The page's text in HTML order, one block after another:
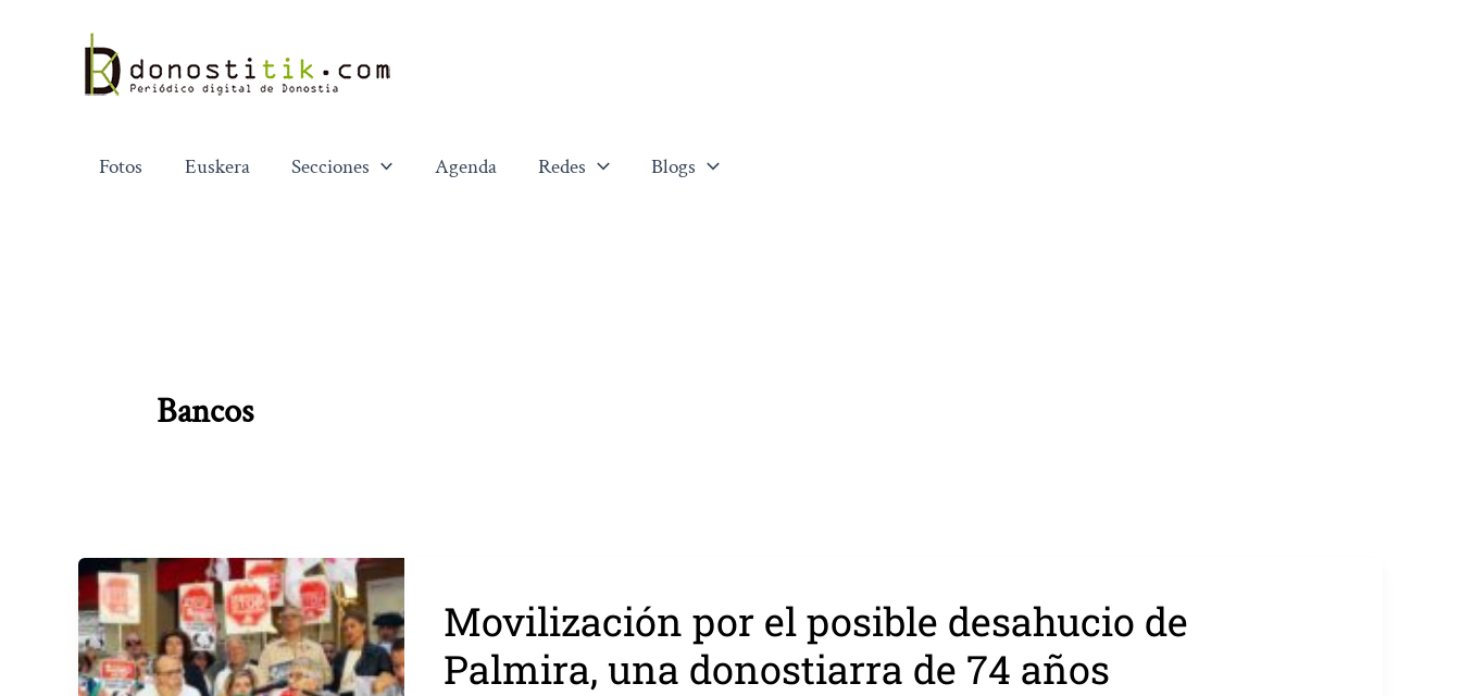
contenido
Fotos Euskera Secciones Agenda Redes Blogs
Bancos
Movilización por el posible desahucio de
Palmira, una donostiarra de 74 años